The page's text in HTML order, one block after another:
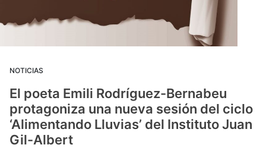
NOTICIAS
El poeta Emili Rodríguez-Bernabeu
protagoniza una nueva sesión del ciclo
‘Alimentando Lluvias’ del Instituto Juan
Gil-Albert